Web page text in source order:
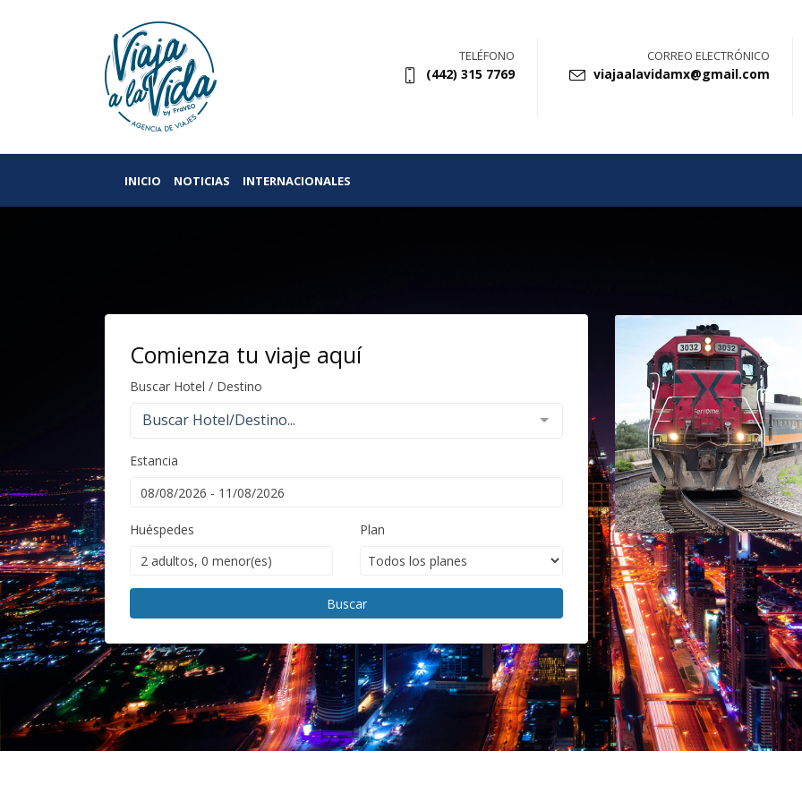
TELÉFONO
(442) 315 7769
CORREO ELECTRÓNICO
viajaalavidamx@gmail.com
INICIO NOTICIAS INTERNACIONALES
Comienza tu viaje aquí
Buscar Hotel / Destino
Buscar Hotel/Destino...
Estancia
Huéspedes Plan
Buscar